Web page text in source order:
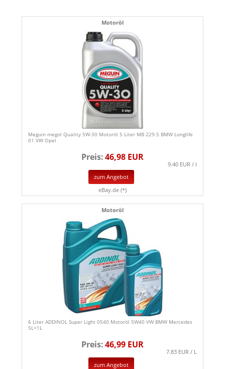
Motoröl
Meguin megol Quality 5W-30 Motoröl 5 Liter MB 229.5 BMW Longlife
01 VW Opel
Preis:46,98 EUR
9.40 EUR / l
zum Angebot
eBay.de (*)
Motoröl
6 Liter ADDINOL Super Light 0540 Motoröl 5W40 VW BMW Mercedes
5L+1L
Preis:46,99 EUR
7.83 EUR / L
zum Angebot